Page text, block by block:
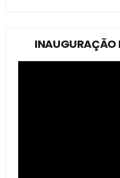
INAUGURAÇÃO